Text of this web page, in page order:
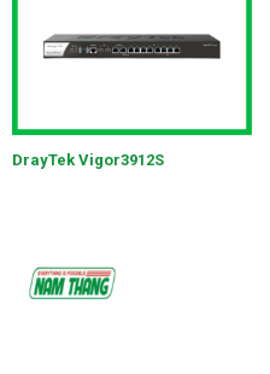
DrayTek Vigor3912S